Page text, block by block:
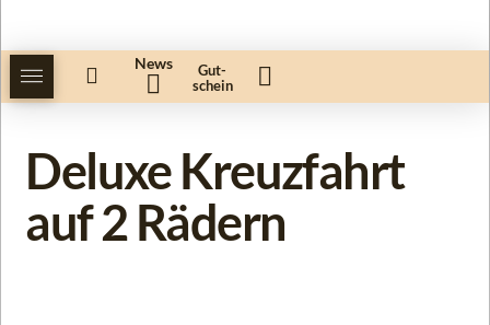
News
Gut-
schein
Deluxe Kreuzfahrt
auf 2 Rädern